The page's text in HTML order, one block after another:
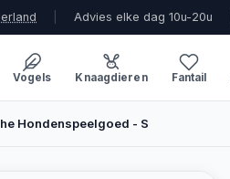
Advies elke dag 10u-20u
Vogels Knaagdieren Fantail
Hondenspeelgoed - S